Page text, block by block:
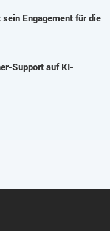
Engagement für die
Support auf KI-